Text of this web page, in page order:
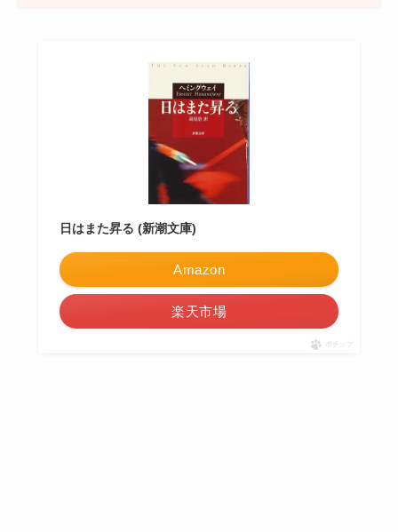
日はまた昇る (新潮文庫)
Amazon
楽天市場
ポチップ